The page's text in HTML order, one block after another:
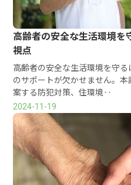
高齢者の安全な生活環境を
視点
高齢者の安全な生活環境を守
のサポートが欠かせません。
案する防犯対策、住環境‥
2024-11-19